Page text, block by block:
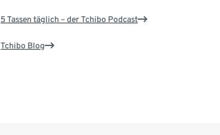
5 Tassen täglich – der Tchibo Podcast
Tchibo Blog